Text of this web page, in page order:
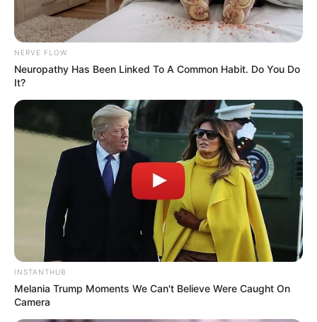
Súlyos csend telepedett a temetőre, mintha maga a föld is
visszatartotta volna a lélegzetét. A szürke ég komoran
nehezedett a fák fölé, miközben apró esőcseppek hullottak a
frissen kiásott sírra. Csak a legközelebbi hozzátartozók
jelentek meg — senki sem akarta, hogy egy nyolcéves kislány
búcsúztatása látványossággá váljon. A gyermek váratlanul
halt meg az éjszaka közepén. Az orvosok veleszületett
szívproblémáról beszéltek, bár korábban semmilyen tünet
nem utalt erre.
NERVE FLOW
Neuropathy Has Been Linked To A Common Habit. Do You Do
It?
INSTANTHUB
Melania Trump Moments We Can't Believe Were Caught On
Camera